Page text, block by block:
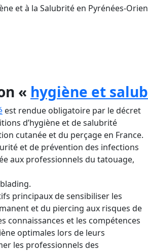
et à la Salubrité en Pyrénées-
« hygiène et
est rendue obligatoire par le décret
d’hygiène et de salubrité
cutanée et du perçage en France.
et de prévention des infections
aux professionnels du tatouage,
principaux de sensibiliser les
et du piercing aux risques de
et les compétences
optimales lors de leurs
les professionnels des